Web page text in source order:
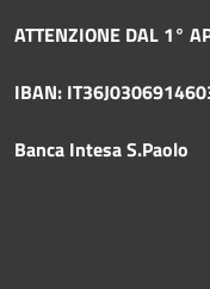
ATTENZIONE DAL 1°
IBAN:
Banca Intesa S.Paolo